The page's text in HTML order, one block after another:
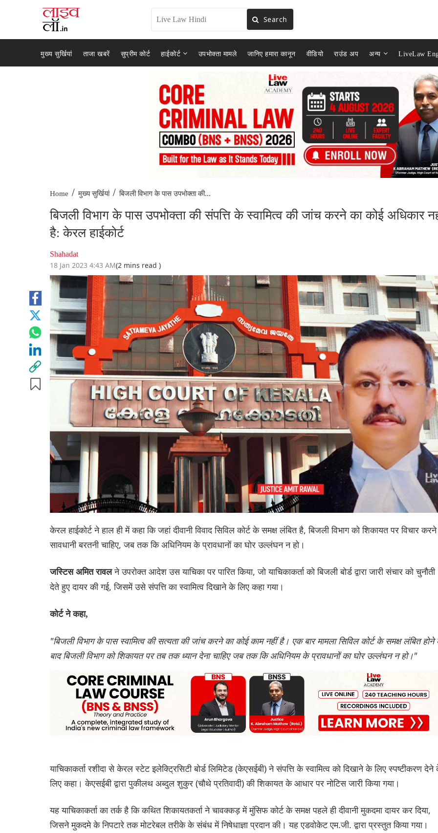
Search
मुख्य सुर्खियां ताजा खबरें सुप्रीम कोर्ट हाईकोर्ट उपभोक्ता मामले जानिए हमारा कानून वीडियो राउंड अप अन्य LiveLaw
Home / मुख्य सुर्खियां / बिजली विभाग के पास उपभोक्ता की...
बिजली विभाग के पास उपभोक्ता की संपत्ति के स्वामित्व की जांच करने का कोई अधिकार
है: केरल हाईकोर्ट
Shahadat
18 Jan 2023 4:43 AM(2 mins read )
केरल हाईकोर्ट ने हाल ही में कहा कि जहां दीवानी विवाद सिविल कोर्ट के समक्ष लंबित है, बिजली विभाग को शिकायत पर विचार
सावधानी बरतनी चाहिए, जब तक कि अधिनियम के प्रावधानों का घोर उल्लंघन न हो।
जस्टिस अमित रावलने उपरोक्त आदेश उस याचिका पर पारित किया, जो याचिकाकर्ता को बिजली बोर्ड द्वारा जारी संचार को चुनौती
देते हुए दायर की गई, जिसमें उसे संपत्ति का स्वामित्व दिखाने के लिए कहा गया।
कोर्ट ने कहा,
"बिजली विभाग के पास स्वामित्व की सत्यता की जांच करने का कोई काम नहीं है। एक बार मामला सिविल कोर्ट के समक्ष लंबित
बाद बिजली विभाग को शिकायत पर तब तक ध्यान देना चाहिए जब तक कि अधिनियम के प्रावधानों का घोर उल्लंघन न हो।"
याचिकाकर्ता रशीदा से केरल स्टेट इलेक्ट्रिसिटी बोर्ड लिमिटेड (केएसईबी) ने संपत्ति के स्वामित्व को दिखाने के लिए स्पष्टीकरण
लिए कहा। केएसईबी द्वारा पुकीलथ अब्दुल शुकुर (चौथे प्रतिवादी) की शिकायत के आधार पर नोटिस जारी किया गया।
यह याचिकाकर्ता का तर्क है कि कथित शिकायतकर्ता ने चावक्कड़ में मुंसिफ कोर्ट के समक्ष पहले ही दीवानी मुकदमा दायर कर दिया,
जिसने मुकदमे के निपटारे तक मोटरेबल तरीके के संबंध में निषेधाज्ञा प्रदान की। यह एडवोकेट एम.जी. द्वारा प्रस्तुत किया गया।